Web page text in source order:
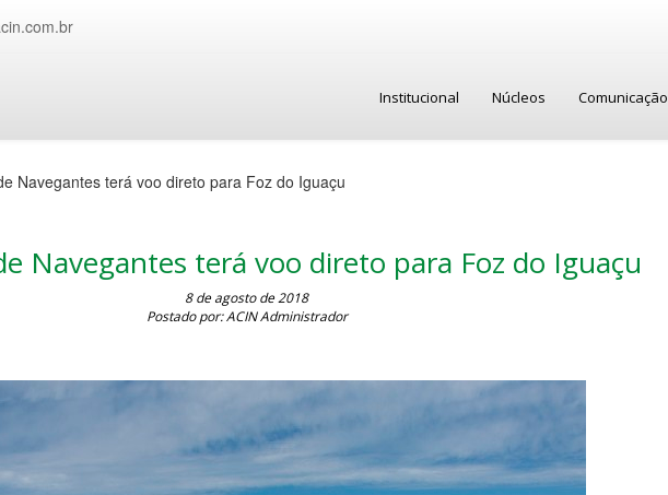
Institucional Núcleos Comunicação
Navegantes terá voo direto para Foz do Iguaçu
Navegantes terá voo direto para Foz do Iguaçu
8 de agosto de 2018
Postado por: ACIN Administrador